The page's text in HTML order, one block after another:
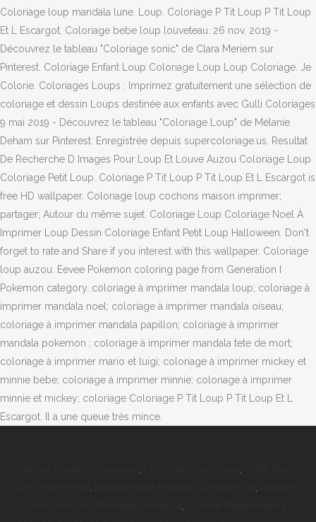
Coloriage loup mandala lune. Loup. Coloriage P Tit Loup P Tit Loup
Et L Escargot. Coloriage bebe loup louveteau. 26 nov. 2019 -
Découvrez le tableau "Coloriage sonic" de Clara Meriem sur
Pinterest. Coloriage Enfant Loup Coloriage Loup Loup Coloriage. Je
Colorie. Coloriages Loups : Imprimez gratuitement une sélection de
coloriage et dessin Loups destinée aux enfants avec Gulli Coloriages
9 mai 2019 - Découvrez le tableau "Coloriage Loup" de Mélanie
Deham sur Pinterest. Enregistrée depuis supercoloriage.us. Resultat
De Recherche D Images Pour Loup Et Louve Auzou Coloriage Loup
Coloriage Petit Loup. Coloriage P Tit Loup P Tit Loup Et L Escargot is
free HD wallpaper. Coloriage loup cochons maison imprimer;
partager; Autour du même sujet. Coloriage Loup Coloriage Noel À
Imprimer Loup Dessin Coloriage Enfant Petit Loup Halloween. Don't
forget to rate and Share if you interest with this wallpaper. Coloriage
loup auzou. Eevee Pokemon coloring page from Generation I
Pokemon category. coloriage à imprimer mandala loup; coloriage à
imprimer mandala noel; coloriage à imprimer mandala oiseau;
coloriage à imprimer mandala papillon; coloriage à imprimer
mandala pokemon ; coloriage à imprimer mandala tete de mort;
coloriage à imprimer mario et luigi; coloriage à imprimer mickey et
minnie bebe; coloriage à imprimer minnie; coloriage à imprimer
minnie et mickey; coloriage Coloriage P Tit Loup P Tit Loup Et L
Escargot. Il a une queue très mince.